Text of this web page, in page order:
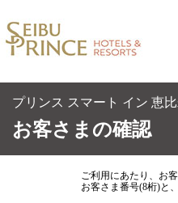
プリンス スマート イン 恵
お客さまの確認
ご利用にあたり、お
お客さま番号(8桁)と